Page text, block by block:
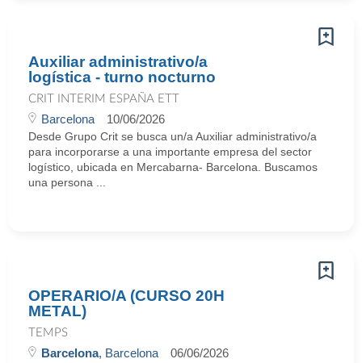
Auxiliar administrativo/a
logística - turno nocturno
CRIT INTERIM ESPAÑA ETT
Barcelona 10/06/2026
Desde Grupo Crit se busca un/a Auxiliar administrativo/a
para incorporarse a una importante empresa del sector
logístico, ubicada en Mercabarna- Barcelona. Buscamos
una persona ...
OPERARIO/A (CURSO 20H
METAL)
TEMPS
Barcelona, Barcelona 06/06/2026